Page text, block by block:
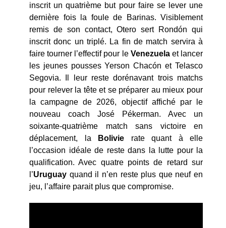
inscrit un quatrième but pour faire se lever une
dernière fois la foule de Barinas. Visiblement
remis de son contact, Otero sert Rondón qui
inscrit donc un triplé. La fin de match servira à
faire tourner l’effectif pour le Venezuela et lancer
les jeunes pousses Yerson Chacón et Telasco
Segovia. Il leur reste dorénavant trois matchs
pour relever la tête et se préparer au mieux pour
la campagne de 2026, objectif affiché par le
nouveau coach José Pékerman. Avec un
soixante-quatrième match sans victoire en
déplacement, la
Bolivie rate quant à elle
l’occasion idéale de reste dans la lutte pour la
qualification. Avec quatre points de retard sur
l’Uruguay quand il n’en reste plus que neuf en
jeu, l’affaire parait plus que compromise.